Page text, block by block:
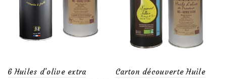
6 Huiles d’olive extra
Carton découverte Huile